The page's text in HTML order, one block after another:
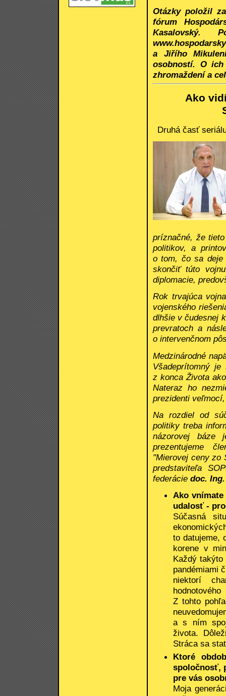
Otázky položil
fórum
Kasalovský.
a Jiřího
osobností. O
zhromaždení a
Ako
Druhá časť
príznačné, že
politikov, a
o tom, čo sa deje
skončiť túto
diplomacie,
Rok trvajúca
vojenského
dlhšie v čudesnej
prevratoch a
o intervenčnom
Medzinárodné
Všadeprítomný
z konca Života
Nateraz ho
prezidenti
Na rozdiel od
politiky treba
názorovej báze
prezentujeme
"Mierovej ceny zo
predstaviteľa
federácie doc.
Ako
udalosť -
Súčasná
to datujeme,
korene v
Každý takýto
pandémiami
niektorí
Z tohto
a s ním
života.
Stráca sa
Ktoré
spoločnosť,
pre vás
Moja